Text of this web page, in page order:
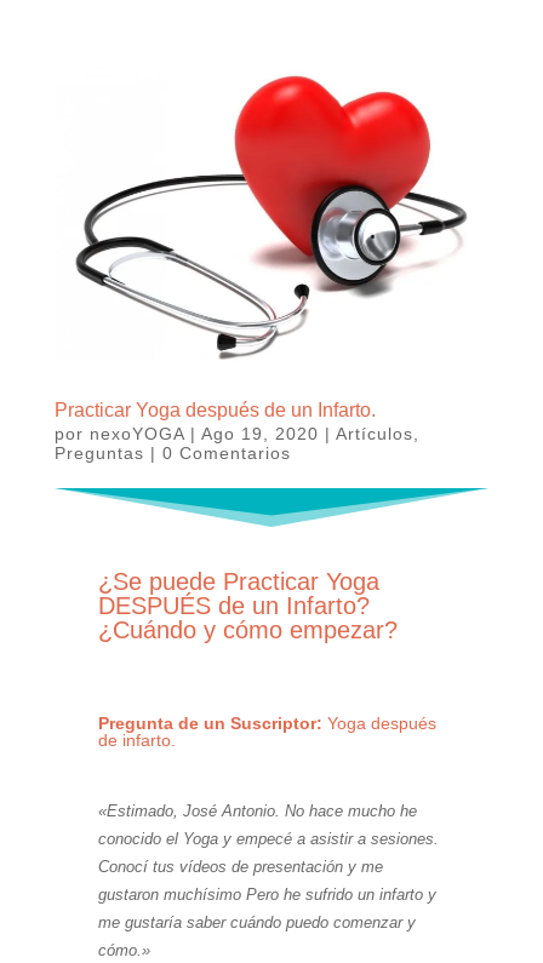
Practicar Yoga después de un Infarto.
por nexoYOGA| Ago 19, 2020 | Artículos,
Preguntas | 0 Comentarios
¿Se puede Practicar Yoga
DESPUÉS de un Infarto?
¿Cuándo y cómo empezar?
Pregunta de un Suscriptor: Yoga después
de infarto.
«Estimado, José Antonio. No hace mucho he
conocido el Yoga y empecé a asistir a sesiones.
Conocí tus vídeos de presentación y me
gustaron muchísimo Pero he sufrido un infarto y
me gustaría saber cuándo puedo comenzar y
cómo.»